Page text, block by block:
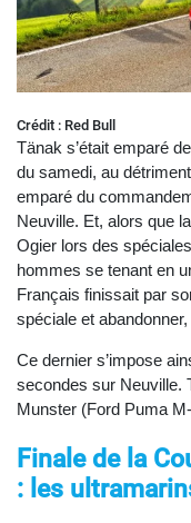
Crédit : Red Bull
Tänak s’était emparé
du samedi, au
emparé du
Neuville. Et, alors que
Ogier lors des
hommes se tenant en
Français finissait par
spéciale et
Ce dernier s’impose
secondes sur Neuville.
Munster (Ford Puma
Finale de la
: les